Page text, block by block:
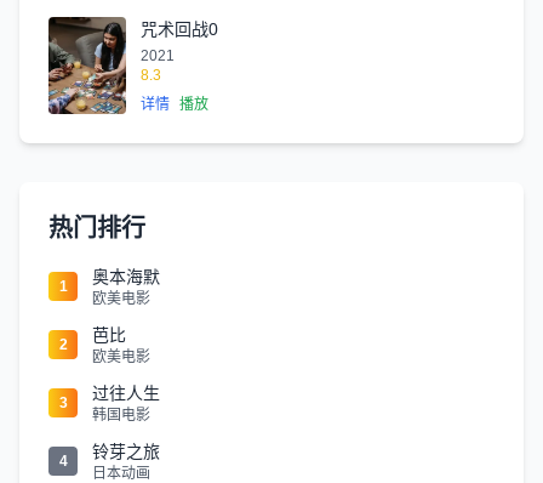
咒术回战0
2021
8.3
详情 播放
热门排行
1 奥本海默
欧美电影
2 芭比
欧美电影
3 过往人生
韩国电影
4 铃芽之旅
日本动画